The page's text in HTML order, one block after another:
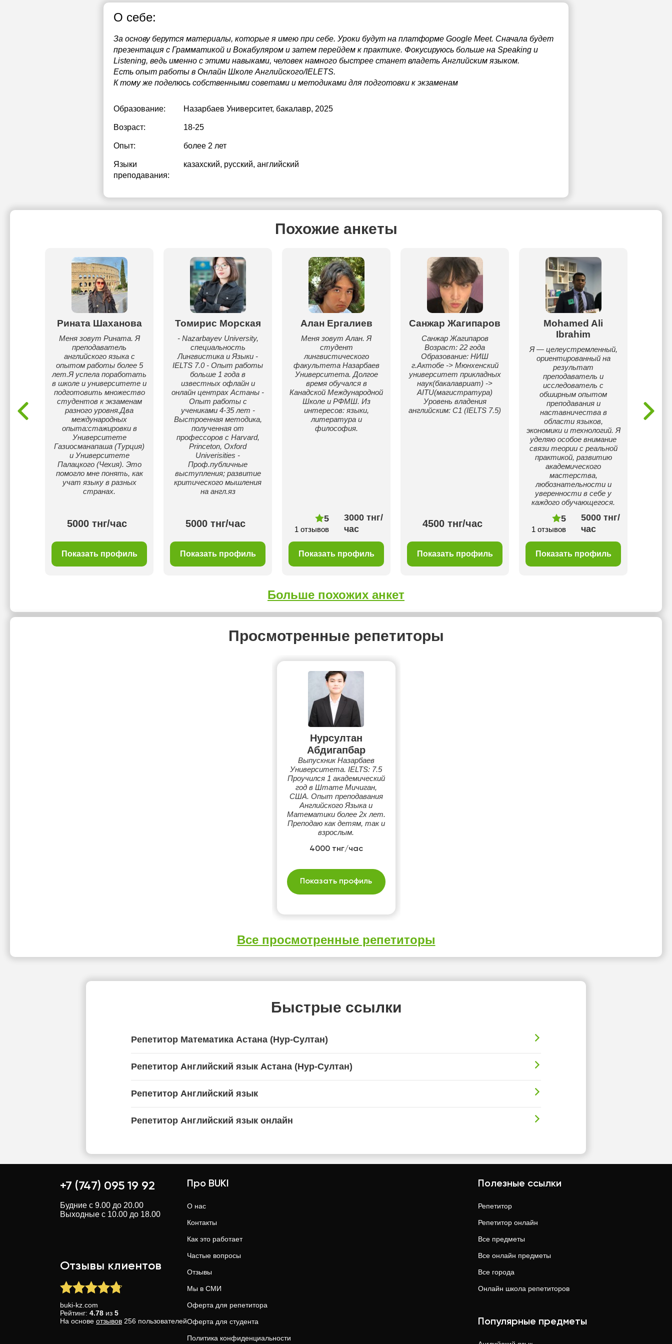
О себе:
За основу берутся материалы, которые я имею при себе. Уроки будут на платформе Google Meet. Сначала будет
презентация с Грамматикой и Вокабуляром и затем перейдем к практике. Фокусируюсь больше на Speaking и
Listening, ведь именно с этими навыками, человек намного быстрее станет владеть Английским языком.
Есть опыт работы в Онлайн Школе Английского/IELETS.
К тому же поделюсь собственными советами и методиками для подготовки к экзаменам
Образование: Назарбаев Университет, бакалавр, 2025
Возраст: 18-25
Опыт: более 2 лет
Языки
преподавания:
казахский, русский, английский
Похожие анкеты
Рината Шаханова
Меня зовут Рината. Я
преподаватель
английского языка с
опытом работы более 5
лет.Я успела поработать
в школе и университете и
подготовить множество
студентов к экзаменам
разного уровня.Два
международных
опыта:стажировки в
Университете
Газиосманапаша (Турция)
и Университете
Палацкого (Чехия). Это
помогло мне понять, как
учат языку в разных
странах.
5000 тнг/час
Показать профиль
Томирис Морская
- Nazarbayev University,
специальность
Лингвистика и Языки -
IELTS 7.0 - Опыт работы
больше 1 года в
известных офлайн и
онлайн центрах Астаны -
Опыт работы с
учениками 4-35 лет -
Выстроенная методика,
полученная от
профессоров с Harvard,
Princeton, Oxford
Univerisities -
Проф.публичные
выступления; развитие
критического мышления
на англ.яз
5000 тнг/час
Показать профиль
Алан Ергалиев
Меня зовут Алан. Я
студент
лингвистического
факультета Назарбаев
Университета. Долгое
время обучался в
Канадской Международной
Школе и РФМШ. Из
интересов: языки,
литература и
философия.
5
1 отзывов
3000 тнг/
час
Показать профиль
Санжар Жагипаров
Санжар Жагипаров
Возраст: 22 года
Образование: НИШ
г.Актобе -> Мюнхенский
университет прикладных
наук(бакалавриат) ->
AITU(магистратура)
Уровень владения
английским: С1 (IELTS 7.5)
4500 тнг/час
Показать профиль
Mohamed Ali
Ibrahim
Я — целеустремленный,
ориентированный на
результат
преподаватель и
исследователь с
обширным опытом
преподавания и
наставничества в
области языков,
экономики и технологий. Я
уделяю особое внимание
связи теории с реальной
практикой, развитию
академического
мастерства,
любознательности и
уверенности в себе у
каждого обучающегося.
5
1 отзывов
5000 тнг/
час
Показать профиль
Больше похожих анкет
Просмотренные репетиторы
Нурсултан
Абдигапбар
Выпускник Назарбаев
Университета. IELTS: 7.5
Проучился 1 академический
год в Штате Мичиган,
США. Опыт преподавания
Английского Языка и
Математики более 2х лет.
Преподаю как детям, так и
взрослым.
4000 тнг/час
Показать профиль
Все просмотренные репетиторы
Быстрые ссылки
Репетитор Математика Астана (Нур-Султан)
Репетитор Английский язык Астана (Нур-Султан)
Репетитор Английский язык
Репетитор Английский язык онлайн
18:30
19:00
20:00
21:00
18:30
19:00
20:00
+7 (747) 095 19 92
Будние с 9.00 до 20.00
Выходные с 10.00 до 18.00
Отзывы клиентов
buki-kz.com
Рейтинг: 4.78 из 5
На основе отзывов 256 пользователей
Про BUKI
О нас
Контакты
Как это работает
Частые вопросы
Отзывы
Мы в СМИ
Оферта для репетитора
Оферта для студента
Политика конфиденциальности
Полезные ссылки
Репетитор
Репетитор онлайн
Все предметы
Все онлайн предметы
Все города
Онлайн школа репетиторов
Популярные предметы